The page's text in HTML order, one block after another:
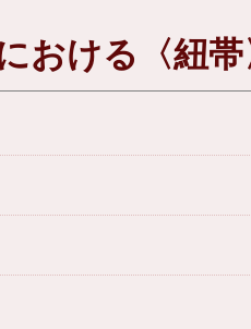
おける〈紐